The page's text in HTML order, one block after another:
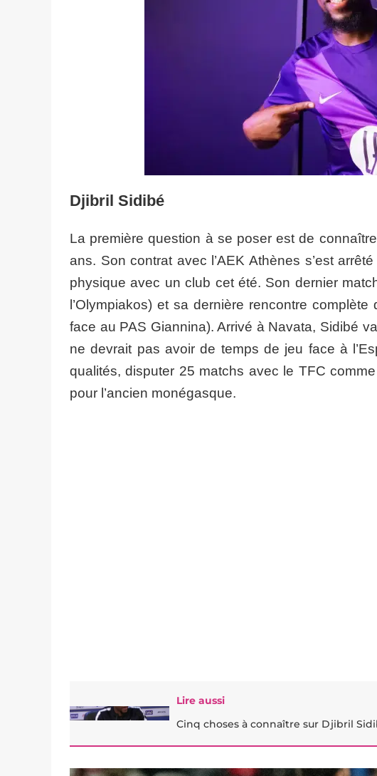
Djibril Sidibé
La première question à se poser est de
ans. Son contrat avec l’AEK Athènes s’est
physique avec un club cet été. Son dernier
l’Olympiakos) et sa dernière rencontre
face au PAS Giannina). Arrivé à Navata, Sidibé
ne devrait pas avoir de temps de jeu face à
qualités, disputer 25 matchs avec le TFC
pour l’ancien monégasque.
Lire aussi
Cinq choses à connaître sur Djibril